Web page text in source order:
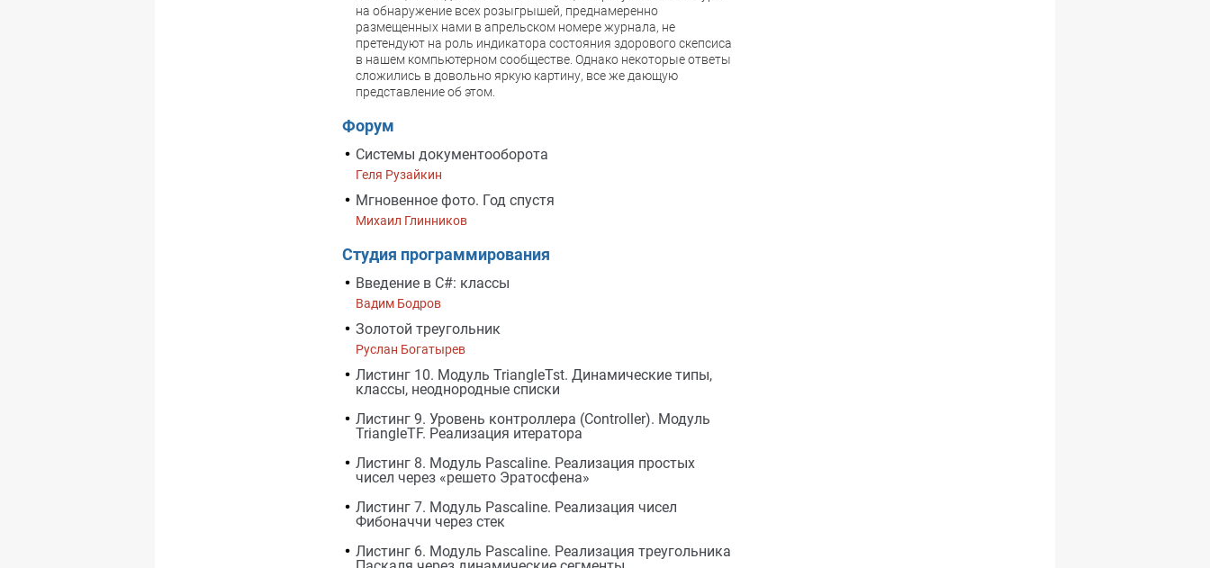
на обнаружение всех розыгрышей, преднамеренно
размещенных нами в апрельском номере журнала, не
претендуют на роль индикатора состояния здорового скепсиса
в нашем компьютерном сообществе. Однако некоторые ответы
сложились в довольно яркую картину, все же дающую
представление об этом.
Форум
Системы документооборота
Геля Рузайкин
Мгновенное фото. Год спустя
Михаил Глинников
Студия программирования
Введение в C#: классы
Вадим Бодров
Золотой треугольник
Руслан Богатырев
Листинг 10. Модуль TriangleTst. Динамические типы,
классы, неоднородные списки
Листинг 9. Уровень контроллера (Controller). Модуль
TriangleTF. Реализация итератора
Листинг 8. Модуль Pascaline. Реализация простых
чисел через «решето Эратосфена»
Листинг 7. Модуль Pascaline. Реализация чисел
Фибоначчи через стек
Листинг 6. Модуль Pascaline. Реализация треугольника